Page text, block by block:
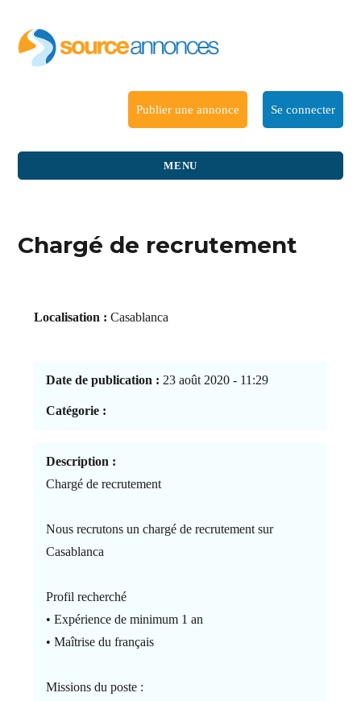
Publier une annonce Se connecter
MENU
Chargé de recrutement
Localisation : Casablanca
Date de publication : 23 août 2020 - 11:29
Catégorie :
Description :
Chargé de recrutement
Nous recrutons un chargé de recrutement sur
Casablanca
Profil recherché
• Expérience de minimum 1 an
• Maîtrise du français
Missions du poste :